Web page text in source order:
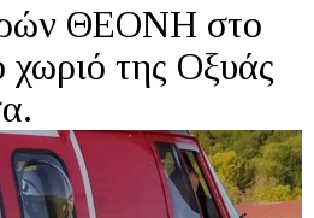
ΘΕΟΝΗ στο
χωριό της Οξυάς